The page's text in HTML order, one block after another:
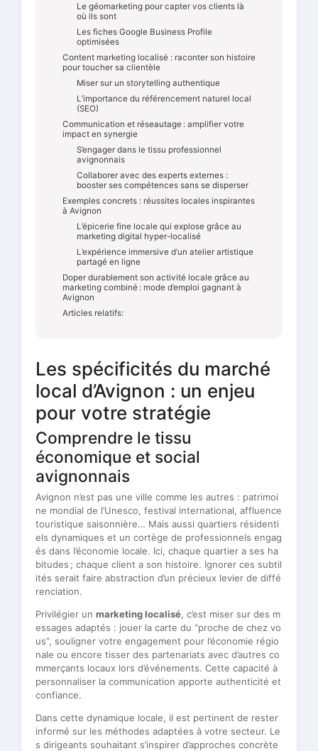
Le géomarketing pour capter vos clients là
où ils sont
Les fiches Google Business Profile
optimisées
Content marketing localisé : raconter son histoire
pour toucher sa clientèle
Miser sur un storytelling authentique
L’importance du référencement naturel local
(SEO)
Communication et réseautage : amplifier votre
impact en synergie
S’engager dans le tissu professionnel
avignonnais
Collaborer avec des experts externes :
booster ses compétences sans se disperser
Exemples concrets : réussites locales inspirantes
à Avignon
L’épicerie fine locale qui explose grâce au
marketing digital hyper-localisé
L’expérience immersive d’un atelier artistique
partagé en ligne
Doper durablement son activité locale grâce au
marketing combiné : mode d’emploi gagnant à
Avignon
Articles relatifs:
Les spécificités du marché
local d’Avignon : un enjeu
pour votre stratégie
Comprendre le tissu
économique et social
avignonnais
Avignon n’est pas une ville comme les autres : patrimoi
ne mondial de l’Unesco, festival international, affluence
touristique saisonnière… Mais aussi quartiers résidenti
els dynamiques et un cortège de professionnels engag
és dans l’économie locale. Ici, chaque quartier a ses ha
bitudes ; chaque client a son histoire. Ignorer ces subtil
ités serait faire abstraction d’un précieux levier de diffé
renciation.
Privilégier un marketing localisé, c’est miser sur des m
essages adaptés : jouer la carte du “proche de chez vo
us”, souligner votre engagement pour l’économie régio
nale ou encore tisser des partenariats avec d’autres co
mmerçants locaux lors d’événements. Cette capacité à
personnaliser la communication apporte authenticité et
confiance.
Dans cette dynamique locale, il est pertinent de rester
informé sur les méthodes adaptées à votre secteur. Le
s dirigeants souhaitant s’inspirer d’approches concrète